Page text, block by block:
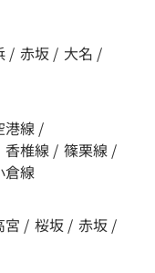
/ 赤坂 / 大名 /
港線 /
香椎線 / 篠栗線 /
倉線
宮 / 桜坂 / 赤坂 /